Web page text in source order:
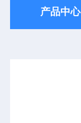
产品中心